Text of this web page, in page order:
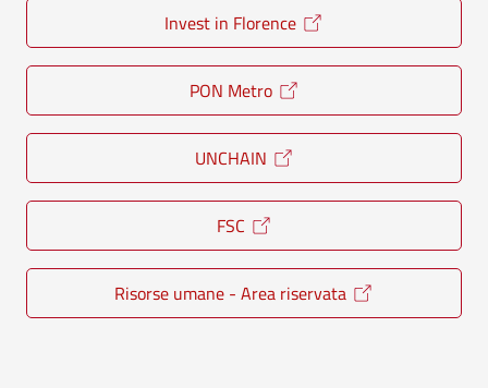
Invest in Florence
PON Metro
UNCHAIN
FSC
Risorse umane - Area riservata